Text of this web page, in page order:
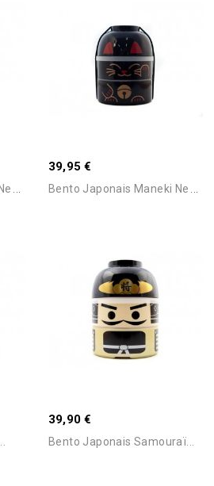
B
Ento Japonais Maneki Neko...
39,95 €
B
Ento Japonais Maneki Neko...
Consulter Pour Connaitre Le
39,90 €
Bento Japonais Samouraï...